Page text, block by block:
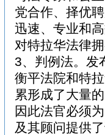
党合作、择优
迅速、专业和
对特拉华法律
3、判例法。发
衡平法院和特
累形成了大量
因此法官必须
及其顾问提供